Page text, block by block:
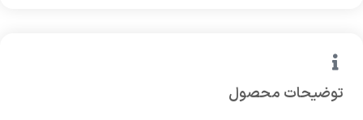
توضیحات محصول